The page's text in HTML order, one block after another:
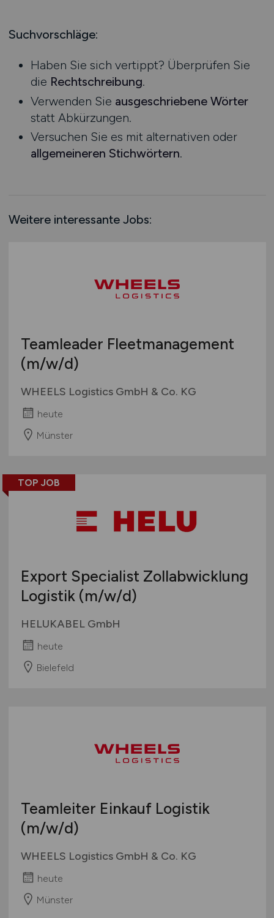
Schienen- / Straßen- / Luft- / Seefracht
Supply Chain Management
Vertrieb / Verkauf / Handel
Zoll / Behörden
Sonstige
Mecklenburg-Vorpommern
Nordrhein-Westfalen
Rheinland-Pfalz
Saarland
Sachsen
Sachsen-Anhalt
Schleswig-Holstein
Schweiz
Suchvorschläge:
Haben Sie sich vertippt? Überprüfen Sie
die Rechtschreibung.
Verwenden Sie ausgeschriebene Wörter
statt Abkürzungen.
Versuchen Sie es mit alternativen oder
allgemeineren Stichwörtern.
Weitere interessante Jobs:
Teamleader Fleetmanagement
(m/w/d)
WHEELS Logistics GmbH & Co. KG
heute
Münster
TOP JOB
Export Specialist Zollabwicklung
Logistik (m/w/d)
HELUKABEL GmbH
heute
Bielefeld
Teamleiter Einkauf Logistik
(m/w/d)
WHEELS Logistics GmbH & Co. KG
heute
Münster